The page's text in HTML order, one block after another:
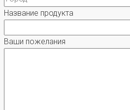
Название продукта
Ваши пожелания